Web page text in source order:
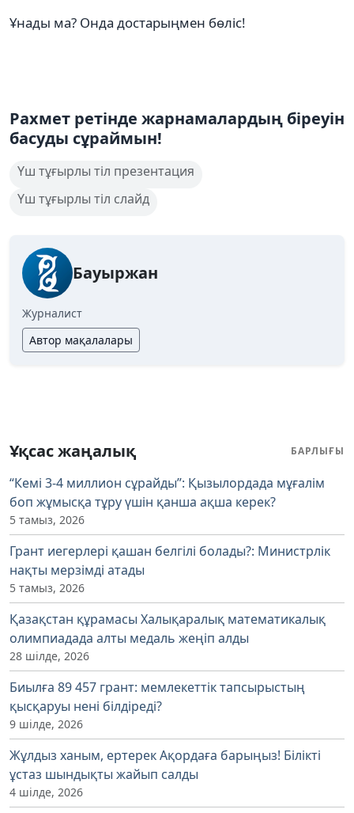
Ұнады ма? Онда достарыңмен бөліс!
Рахмет ретінде жарнамалардың біреуін
басуды сұраймын!
Үш тұғырлы тіл презентация
Үш тұғырлы тіл слайд
Бауыржан
Журналист
Автор мақалалары
Ұқсас жаңалық БАРЛЫҒЫ
“Кемі 3-4 миллион сұрайды”: Қызылордада мұғалім
боп жұмысқа тұру үшін қанша ақша керек?
5 тамыз, 2026
Грант иегерлері қашан белгілі болады?: Министрлік
нақты мерзімді атады
5 тамыз, 2026
Қазақстан құрамасы Халықаралық математикалық
олимпиадада алты медаль жеңіп алды
28 шілде, 2026
Биылға 89 457 грант: мемлекеттік тапсырыстың
қысқаруы нені білдіреді?
9 шілде, 2026
Жұлдыз ханым, ертерек Ақордаға барыңыз! Білікті
ұстаз шындықты жайып салды
4 шілде, 2026